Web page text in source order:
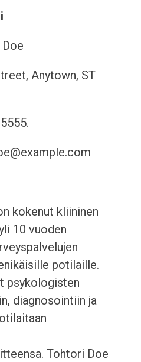
Anytown, ST
kokenut kliininen
10 vuoden
potilaille.
psykologisten
diagnosointiin ja
Tohtori Doe